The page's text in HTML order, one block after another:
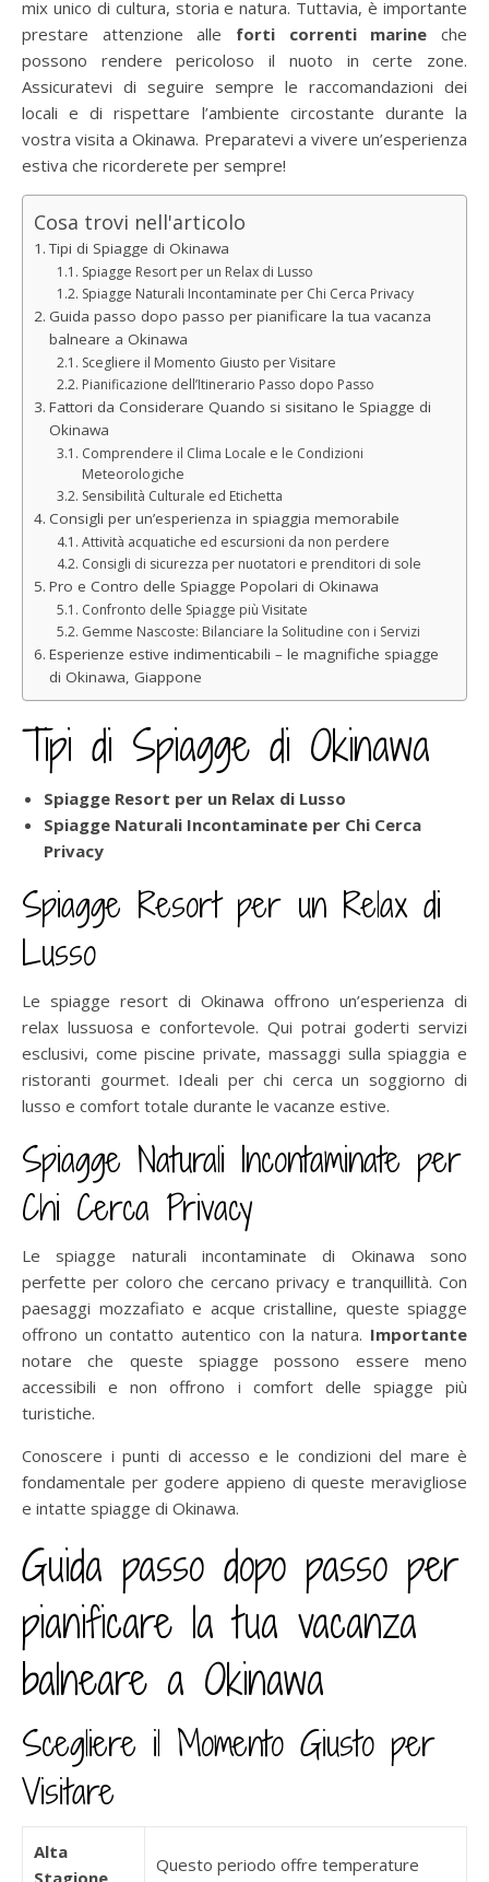
mix unico di cultura, storia e natura. Tuttavia, è importante
prestare attenzione alle forti correnti marine che
possono rendere pericoloso il nuoto in certe zone.
Assicuratevi di seguire sempre le raccomandazioni dei
locali e di rispettare l’ambiente circostante durante la
vostra visita a Okinawa. Preparatevi a vivere un’esperienza
estiva che ricorderete per sempre!
Cosa trovi nell'articolo
Tipi di Spiagge di Okinawa
Spiagge Resort per un Relax di Lusso
Spiagge Naturali Incontaminate per Chi Cerca Privacy
Guida passo dopo passo per pianificare la tua vacanza
balneare a Okinawa
Scegliere il Momento Giusto per Visitare
Pianificazione dell’Itinerario Passo dopo Passo
Fattori da Considerare Quando si sisitano le Spiagge di
Okinawa
Comprendere il Clima Locale e le Condizioni
Meteorologiche
Sensibilità Culturale ed Etichetta
Consigli per un’esperienza in spiaggia memorabile
Attività acquatiche ed escursioni da non perdere
Consigli di sicurezza per nuotatori e prenditori di sole
Pro e Contro delle Spiagge Popolari di Okinawa
Confronto delle Spiagge più Visitate
Gemme Nascoste: Bilanciare la Solitudine con i Servizi
Esperienze estive indimenticabili – le magnifiche spiagge
di Okinawa, Giappone
Tipi di Spiagge di Okinawa
Spiagge Resort per un Relax di Lusso
Spiagge Naturali Incontaminate per Chi Cerca
Privacy
Spiagge Resort per un Relax di
Lusso
Le spiagge resort di Okinawa offrono un’esperienza di
relax lussuosa e confortevole. Qui potrai goderti servizi
esclusivi, come piscine private, massaggi sulla spiaggia e
ristoranti gourmet. Ideali per chi cerca un soggiorno di
lusso e comfort totale durante le vacanze estive.
Spiagge Naturali Incontaminate per
Chi Cerca Privacy
Le spiagge naturali incontaminate di Okinawa sono
perfette per coloro che cercano privacy e tranquillità. Con
paesaggi mozzafiato e acque cristalline, queste spiagge
offrono un contatto autentico con la natura. Importante
notare che queste spiagge possono essere meno
accessibili e non offrono i comfort delle spiagge più
turistiche.
Conoscere i punti di accesso e le condizioni del mare è
fondamentale per godere appieno di queste meravigliose
e intatte spiagge di Okinawa.
Guida passo dopo passo per
pianificare la tua vacanza
balneare a Okinawa
Scegliere il Momento Giusto per
Visitare
Alta
Stagione
Questo periodo offre temperature